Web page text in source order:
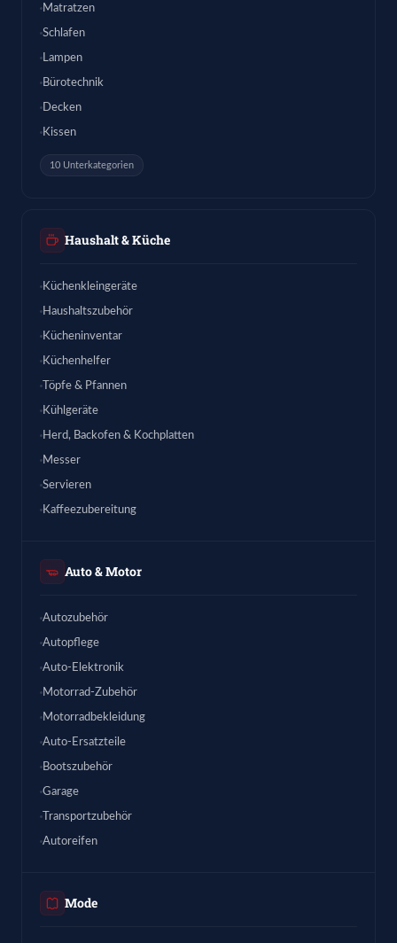
Matratzen
Schlafen
Lampen
Bürotechnik
Decken
Kissen
10 Unterkategorien
Haushalt & Küche
Küchenkleingeräte
Haushaltszubehör
Kücheninventar
Küchenhelfer
Töpfe & Pfannen
Kühlgeräte
Herd, Backofen & Kochplatten
Messer
Servieren
Kaffeezubereitung
Auto & Motor
Autozubehör
Autopflege
Auto-Elektronik
Motorrad-Zubehör
Motorradbekleidung
Auto-Ersatzteile
Bootszubehör
Garage
Transportzubehör
Autoreifen
Mode